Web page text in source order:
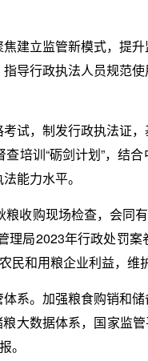
建立监管新模式，提
导行政执法人员规范
试，制发行政执法证
培训“砺剑计划”，结
能力水平。
收购现场检查，会同有
局2023年行政处罚
和用粮企业利益，维
系。加强粮食购销和
大数据体系，国家监
。